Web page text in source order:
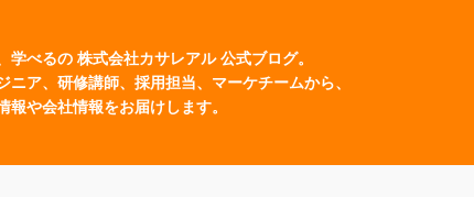
学べるの 株式会社カサレアル 公式ブログ。
ニア、研修講師、採用担当、マーケチームから、
報や会社情報をお届けします。